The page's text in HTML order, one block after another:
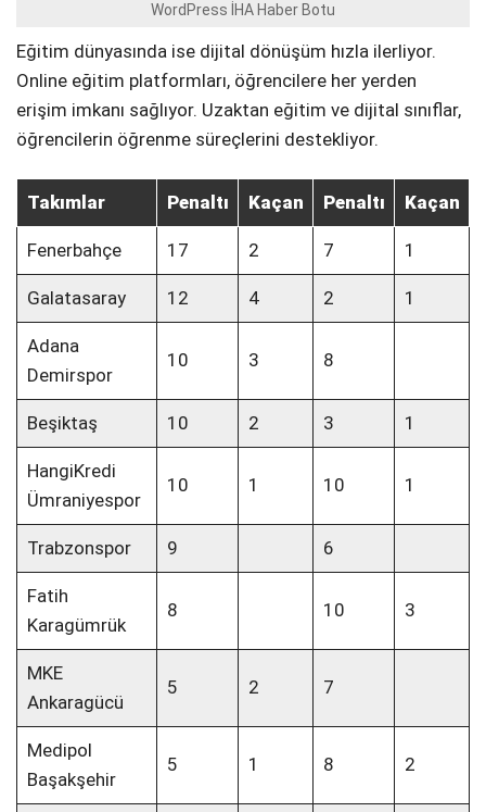
WordPress İHA Haber Botu
Eğitim dünyasında ise dijital dönüşüm hızla ilerliyor.
Online eğitim platformları, öğrencilere her yerden
erişim imkanı sağlıyor. Uzaktan eğitim ve dijital sınıflar,
öğrencilerin öğrenme süreçlerini destekliyor.
Takımlar Penaltı Kaçan Penaltı Kaçan
Fenerbahçe 17 2 7 1
Galatasaray 12 4 2 1
Adana
Demirspor
10 3 8
Beşiktaş 10 2 3 1
HangiKredi
Ümraniyespor
10 1 10 1
Trabzonspor 9 6
Fatih
Karagümrük
8 10 3
MKE
Ankaragücü
5 2 7
Medipol
Başakşehir
5 1 8 2